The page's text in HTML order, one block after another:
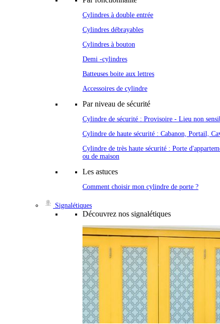
Cylindres à double entrée
Cylindres débrayables
Cylindres à bouton
Demi -cylindres
Batteuses boite aux lettres
Accessoires de cylindre
Par niveau de sécurité
Cylindre de sécurité : Provisoire - Lieu non
Cylindre de haute sécurité : Cabanon, Portail,
Cylindre de très haute sécurité : Porte
ou de maison
Les astuces
Comment choisir mon cylindre de porte ?
Signalétiques
Découvrez nos signalétiques